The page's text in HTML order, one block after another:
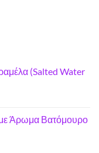
(Salted Water
Άρωμα Βατόμουρο